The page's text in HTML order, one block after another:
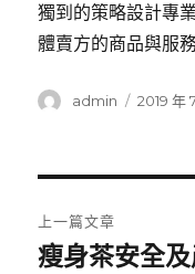
獨到的策略設計專
體賣方的商品與服
作
admin
發
2019 年
章
上一篇文章
上
瘦身茶安全